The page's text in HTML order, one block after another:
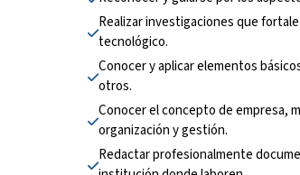
Realizar investigaciones que
tecnológico.
Conocer y aplicar elementos
otros.
Conocer el concepto de empresa,
organización y gestión.
Redactar profesionalmente